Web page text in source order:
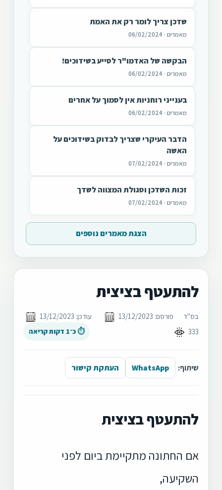
שדכן צריך לומר רק את האמת
מאמרים · 06/02/2024
הבקשה של האדמו"ר לסייע בשידוכים!
מאמרים · 06/02/2024
בענייני רוחניות אין לסמוך על אחרים
מאמרים · 06/02/2024
הדבר העיקרי שצריך לבדוק בשידוכים על
האשה
מאמרים · 07/02/2024
זכות השדכן וסגולת המצווה לשדך
מאמרים · 07/02/2024
הצגת מאמרים נוספים
להתעטף בציצית
בס"ד פורסם: 13/12/2023
עודכן: 13/12/2023
333
⏱ כ־1 דקות קריאה
שיתוף: WhatsApp העתקת קישור
להתעטף בציצית
אם החתונה מתקיימת ביום לפני
השקיעה,